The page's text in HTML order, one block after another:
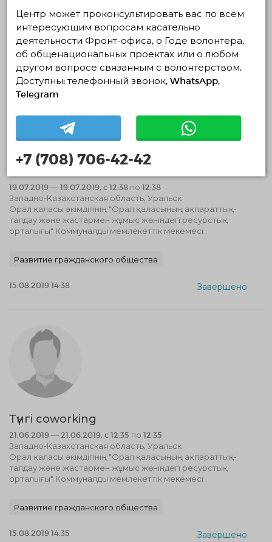
Событийное волонтерство
19.08.2019 13:49 Завершено
19.07.2019 — 19.07.2019, c 12:38 по 12:38
Западно-Казахстанская область, Уральск
Орал қаласы әкімдігінің "Орал қаласының ақпараттық-
талдау және жастармен жұмыс жөніндегі ресурстық
орталығы" Коммуналды мемлекеттік мекемесі
Развитие гражданского общества
15.08.2019 14:38 Завершено
Түнгі coworking
21.06.2019 — 21.06.2019, c 12:35 по 12:35
Западно-Казахстанская область, Уральск
Орал қаласы әкімдігінің "Орал қаласының ақпараттық-
талдау және жастармен жұмыс жөніндегі ресурстық
орталығы" Коммуналды мемлекеттік мекемесі
Развитие гражданского общества
15.08.2019 14:35 Завершено
Центр может проконсультировать вас по всем
интересующим вопросам касательно
деятельности Фронт-офиса, о Годе волонтера,
об общенациональных проектах или о любом
другом вопросе связанным с волонтерством.
Доступны: телефонный звонок, WhatsApp,
Telegram
+7 (708) 706-42-42